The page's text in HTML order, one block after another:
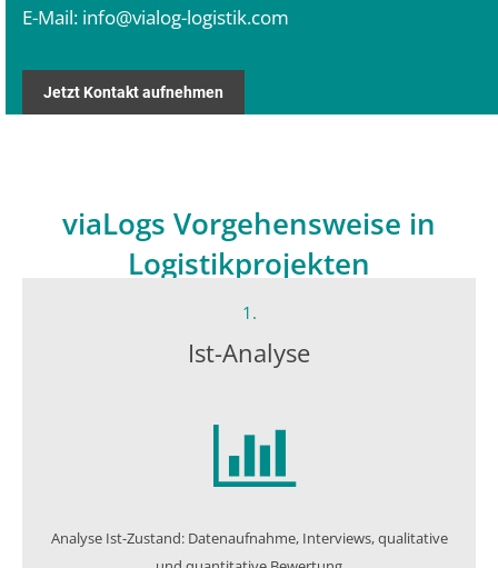
E-Mail: info@vialog-logistik.com
Jetzt Kontakt aufnehmen
viaLogs Vorgehensweise in
Logistikprojekten
1.
Ist-Analyse
Analyse Ist-Zustand: Datenaufnahme, Interviews, qualitative